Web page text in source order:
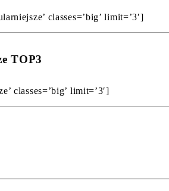
classes=’big’ limit=’3′]
TOP3
classes=’big’ limit=’3′]